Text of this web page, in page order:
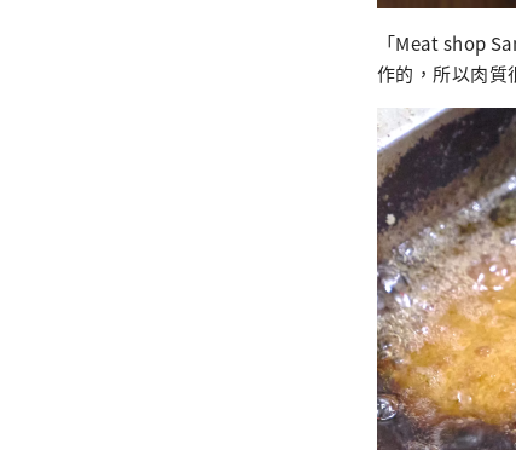
「Meat shop
作的，所以肉質